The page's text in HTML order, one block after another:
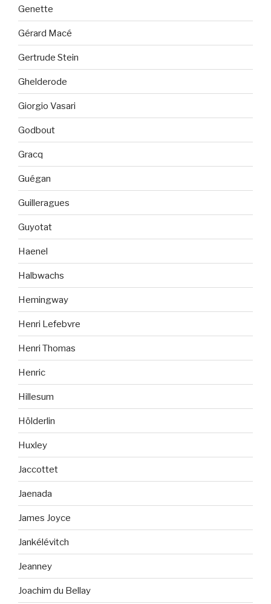
Genette
Gérard Macé
Gertrude Stein
Ghelderode
Giorgio Vasari
Godbout
Gracq
Guégan
Guilleragues
Guyotat
Haenel
Halbwachs
Hemingway
Henri Lefebvre
Henri Thomas
Henric
Hillesum
Hölderlin
Huxley
Jaccottet
Jaenada
James Joyce
Jankélévitch
Jeanney
Joachim du Bellay